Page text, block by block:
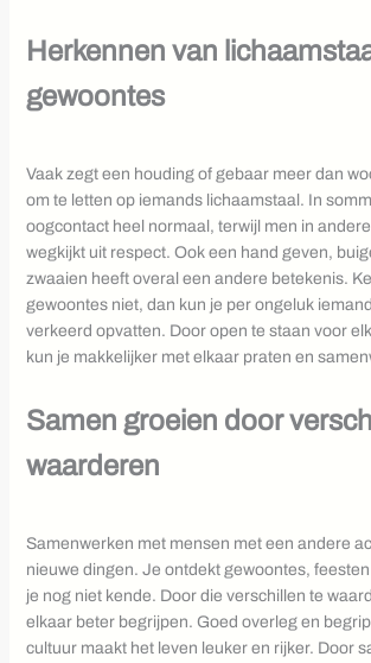
Herkennen van
gewoontes
Vaak zegt een houding of gebaar meer dan
om te letten op iemands lichaamstaal. In
oogcontact heel normaal, terwijl men in
wegkijkt uit respect. Ook een hand geven,
zwaaien heeft overal een andere betekenis.
gewoontes niet, dan kun je per ongeluk
verkeerd opvatten. Door open te staan voor
kun je makkelijker met elkaar praten en
Samen groeien door
waarderen
Samenwerken met mensen met een andere
nieuwe dingen. Je ontdekt gewoontes,
je nog niet kende. Door die verschillen te
elkaar beter begrijpen. Goed overleg en
cultuur maakt het leven leuker en rijker. Door